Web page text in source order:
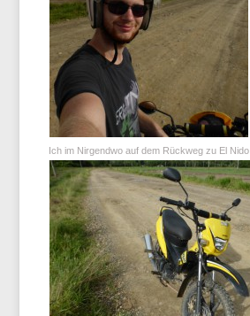
Ich im Nirgendwo auf dem Rückweg zu El Nido